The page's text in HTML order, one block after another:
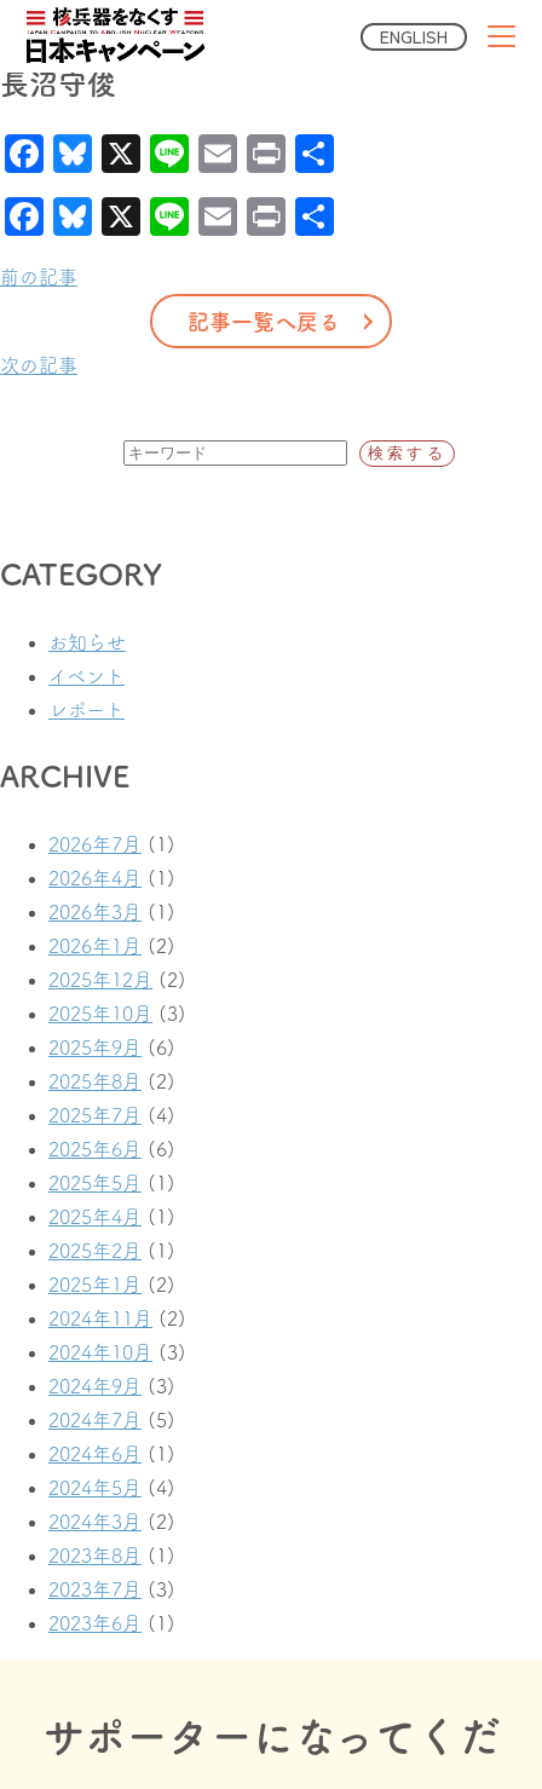
ENGLISH
2024年02月29日
長沼守俊
Facebook
Bluesky
X LineEmailPrint
Facebook
Bluesky
X LineEmailPrint
前の記事
記事一覧へ戻る
次の記事
CATEGORY
お知らせ
イベント
レポート
ARCHIVE
2026年7月
(1)
2026年4月
(1)
2026年3月
(1)
2026年1月
(2)
2025年12月
(2)
2025年10月
(3)
2025年9月
(6)
2025年8月
(2)
2025年7月
(4)
2025年6月
(6)
2025年5月
(1)
2025年4月
(1)
2025年2月
(1)
2025年1月
(2)
2024年11月
(2)
2024年10月
(3)
2024年9月
(3)
2024年7月
(5)
2024年6月
(1)
2024年5月
(4)
2024年3月
(2)
2023年8月
(1)
2023年7月
(3)
2023年6月
(1)
サポーターになってくだ